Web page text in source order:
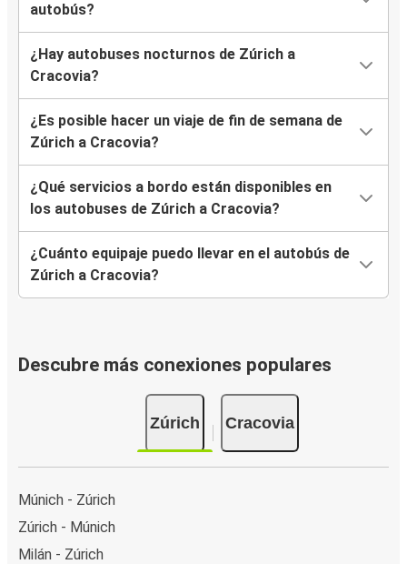
autobús?
¿Hay autobuses nocturnos de Zúrich a
Cracovia?
¿Es posible hacer un viaje de fin de semana de
Zúrich a Cracovia?
¿Qué servicios a bordo están disponibles en
los autobuses de Zúrich a Cracovia?
¿Cuánto equipaje puedo llevar en el autobús de
Zúrich a Cracovia?
Descubre más conexiones populares
Zúrich Cracovia
Múnich - Zúrich
Zúrich - Múnich
Milán - Zúrich